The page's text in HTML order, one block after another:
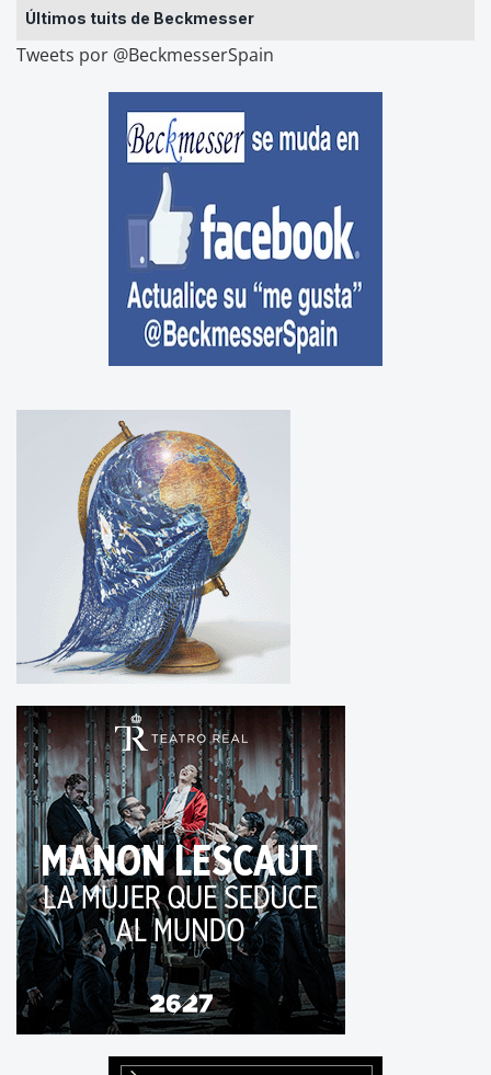
Últimos tuits de Beckmesser
Tweets por @BeckmesserSpain